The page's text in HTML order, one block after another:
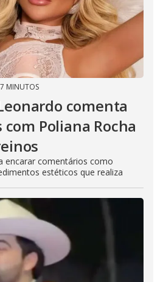
MINUTOS
comenta
Poliana Rocha
encarar comentários como
estéticos que realiza